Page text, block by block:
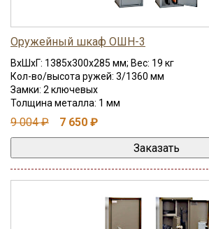
Оружейный шкаф ОШН-3
ВхШхГ: 1385x300x285 мм; Вес: 19 кг
Кол-во/высота ружей: 3/1360 мм
Замки: 2 ключевых
Толщина металла: 1 мм
9 004 ₽ 7 650 ₽